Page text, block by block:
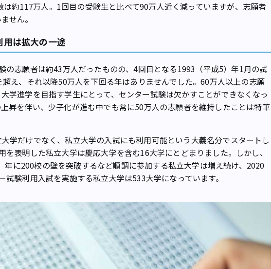
は約117万人。1回目の受験生と比べて90万人近く減っていますが、志願者
せん。
は拡大の一途
の志願者は約43万人だったものの、4回目となる1993（平成5）年1月の試
え、それ以降50万人を下回る年はありませんでした。60万人以上の志願
学進学を目指す学生にとって、センター試験は欠かすことができなくなっ
昇を伴い、少子化が進む中でも常に50万人の志願者を維持したことは特筆
学だけでなく、私立大学の入試にも利用可能という大義名分でスタートし
を表明した私立大学は慶応大学を含む16大学にとどまりました。しかし、
年に200校の壁を突破するなど順調に参加する私立大学は増え続け、2020
試験利用入試を実施する私立大学は533大学になっています。